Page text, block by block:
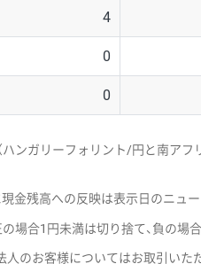
4
0
0
ハンガリーフォリント/円と南ア
金残高への反映は表示日のニュ
場合1円未満は切り捨て、負の場
のお客様についてはお取引いた